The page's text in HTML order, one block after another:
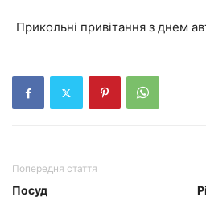
Прикольні привітання з днем
Попередня стаття
Посуд